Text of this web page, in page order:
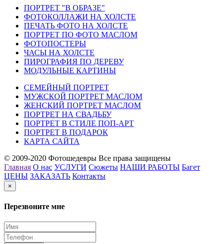
ПОРТРЕТ "В ОБРАЗЕ"
ФОТОКОЛЛАЖИ НА ХОЛСТЕ
ПЕЧАТЬ ФОТО НА ХОЛСТЕ
ПОРТРЕТ ПО ФОТО МАСЛОМ
ФОТОПОСТЕРЫ
ЧАСЫ НА ХОЛСТЕ
ПИРОГРАФИЯ ПО ДЕРЕВУ
МОДУЛЬНЫЕ КАРТИНЫ
СЕМЕЙНЫЙ ПОРТРЕТ
МУЖСКОЙ ПОРТРЕТ МАСЛОМ
ЖЕНСКИЙ ПОРТРЕТ МАСЛОМ
ПОРТРЕТ НА СВАДЬБУ
ПОРТРЕТ В СТИЛЕ ПОП-АРТ
ПОРТРЕТ В ПОДАРОК
КАРТА САЙТА
© 2009-2020 Фотошедевры Все права защищены
Главная О нас УСЛУГИ Сюжеты НАШИ РАБОТЫ Багет
ЦЕНЫ ЗАКАЗАТЬ Контакты
×
Перезвоните мне